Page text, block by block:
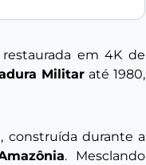
em 4K de
Militaraté 1980,
, construída durante a
. Mesclando